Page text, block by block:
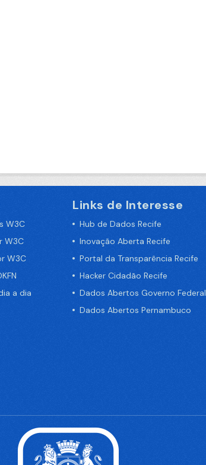
W3C
W3C
W3C
a dia
Links de Interesse
Hub de Dados Recife
Inovação Aberta Recife
Portal da Transparência Recife
Hacker Cidadão Recife
Dados Abertos Governo Federal
Dados Abertos Pernambuco